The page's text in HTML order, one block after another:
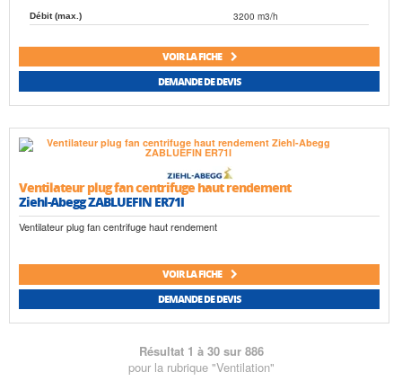
Débit (max.) 3200 m3/h
VOIR LA FICHE
DEMANDE DE DEVIS
Ventilateur plug fan centrifuge haut rendement
Ziehl-Abegg ZABLUEFIN ER71I
Ventilateur plug fan centrifuge haut rendement
VOIR LA FICHE
DEMANDE DE DEVIS
Résultat 1 à 30 sur 886
pour la rubrique "Ventilation"